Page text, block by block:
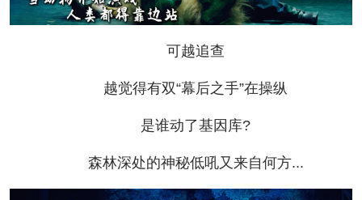
可越追查
越觉得有双“幕后之手”在操纵
是谁动了基因库?
森林深处的神秘低吼又来自何方...